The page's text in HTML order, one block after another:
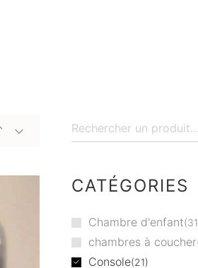
CATÉGORIES
Chambre d'enfant 31
chambres à coucher
Console 21